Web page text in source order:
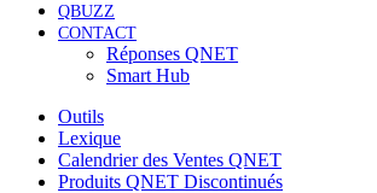
QBUZZ
CONTACT
Réponses QNET
Smart Hub
Outils
Lexique
Calendrier des Ventes QNET
Produits QNET Discontinués